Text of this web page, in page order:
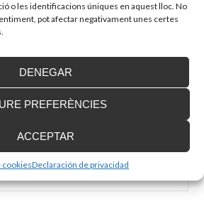
o les identificacions úniques en aquest lloc. No
pot afectar negativament unes certes
ACCEPTAR
DENEGAR
PREFERÈNCIES
cookiesDeclaración de privacidad
Adreça electrònica